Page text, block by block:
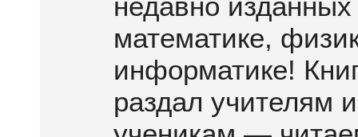
математике,
информатике!
раздал учителям